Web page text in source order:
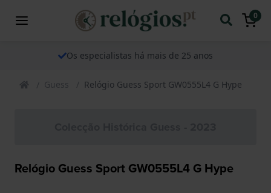
0
Os especialistas há mais de 25 anos
Guess Relógio Guess Sport GW0555L4 G Hype
Relógio Guess Sport GW0555L4 G Hype